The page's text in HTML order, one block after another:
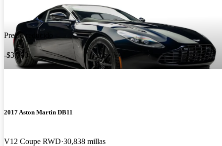
Precio reducido
-$3,000
2017 Aston Martin DB11
V12 Coupe RWD 30,838 millas